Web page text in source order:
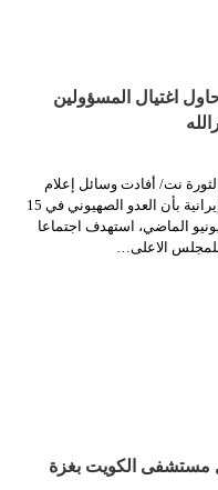
اغتيال المسؤولين
نت/ أفادت وسائل إعلام
إيرانية بأن العدو الصهيوني في 15
الماضي، استهدف اجتماعا
الاعلى…